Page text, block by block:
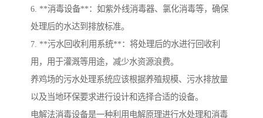
6. **消毒设备**：如紫外线消毒器、氯化消毒等，确保
处理后的水达到排放标准。
7. **污水回收利用系统**：将处理后的水进行回收利
用，用于灌溉等用途，减少水资源浪费。
养鸡场的污水处理系统应该根据养殖规模、污水排放量
以及当地环保要求进行设计和选择合适的设备。
电解法消毒设备是一种利用电解原理进行水处理和消毒